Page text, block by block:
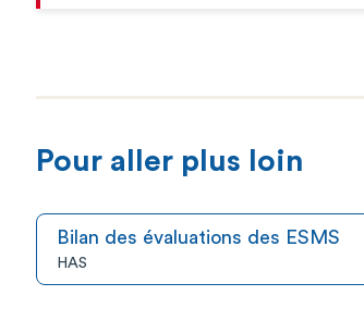
Pour aller plus loin
Bilan des évaluations des ESMS
HAS